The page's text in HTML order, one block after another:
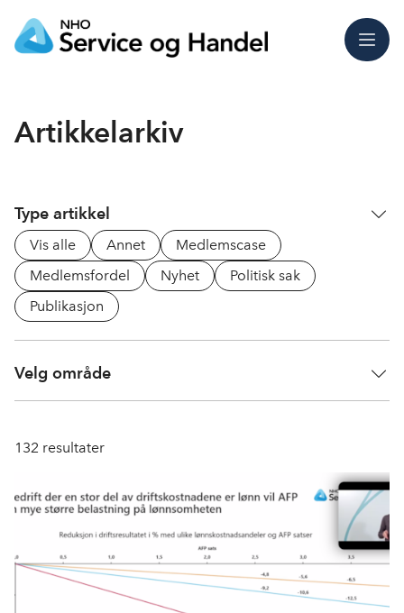
Meny
Artikkelarkiv
Type artikkel
Vis alle Annet
Medlemscase
Medlemsfordel
Nyhet
Politisk sak
Publikasjon
Velg område
132 resultater